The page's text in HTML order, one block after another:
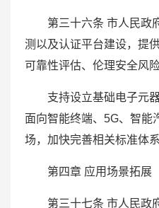
第三十六条 市人民政
测以及认证平台建设，提
可靠性评估、伦理安全风
支持设立基础电子元器
面向智能终端、5G、智能
场，加快完善相关标准体
第四章 应用场景拓展
第三十七条 市人民政